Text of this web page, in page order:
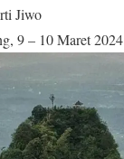
Jiwo
9 – 10 Maret 2024